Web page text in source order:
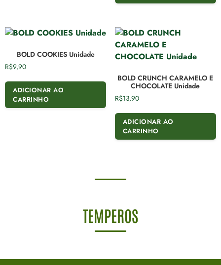
BOLD COOKIES Unidade
R$9,90
ADICIONAR AO
CARRINHO
BOLD CRUNCH CARAMELO E
CHOCOLATE Unidade
R$13,90
ADICIONAR AO
CARRINHO
TEMPEROS